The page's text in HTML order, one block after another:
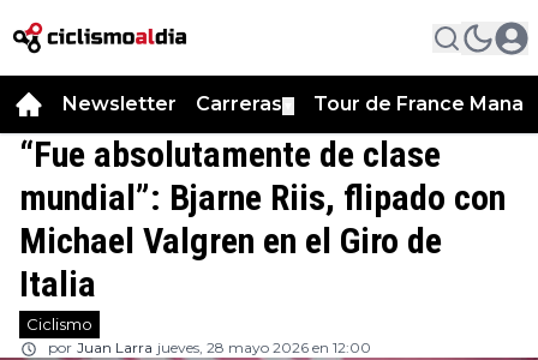
Newsletter Carreras Tour de France
“Fue absolutamente de clase
mundial”: Bjarne Riis, flipado con
Michael Valgren en el Giro de
Italia
Ciclismo
por Juan Larra jueves, 28 mayo 2026 en 12:00